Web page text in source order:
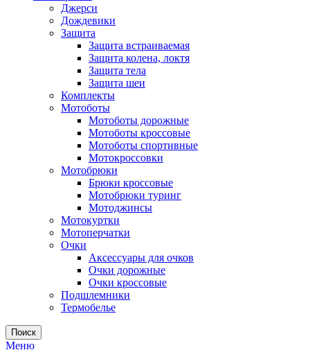
Джерси
Дождевики
Защита
Защита встраиваемая
Защита колена, локтя
Защита тела
Защита шеи
Комплекты
Мотоботы
Мотоботы дорожные
Мотоботы кроссовые
Мотоботы спортивные
Мотокроссовки
Мотобрюки
Брюки кроссовые
Мотобрюки туринг
Мотоджинсы
Мотокуртки
Мотоперчатки
Очки
Аксессуары для очков
Очки дорожные
Очки кроссовые
Подшлемники
Термобелье
Поиск
Меню